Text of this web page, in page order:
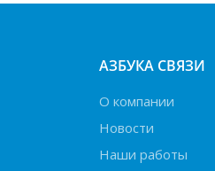
Грозоразрядники
Крепление для
Штыри
Кейсы для АКБ
АЗБУКА СВЯЗИ
О компании
Новости
Наши работы